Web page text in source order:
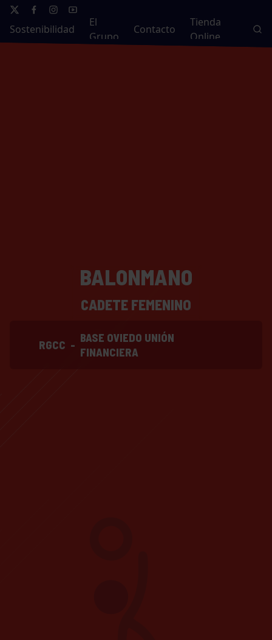
Sostenibilidad
El
Grupo
Contacto
Tienda
Online
BALONMANO
CADETE FEMENINO
RGCC -
BASE OVIEDO UNIÓN
FINANCIERA